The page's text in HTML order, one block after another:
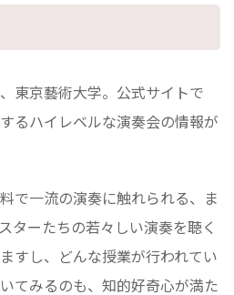
東京藝術大学。公式サイトで
るハイレベルな演奏会の情報が
で一流の演奏に触れられる、ま
ターたちの若々しい演奏を聴く
すし、どんな授業が行われてい
てみるのも、知的好奇心が満た